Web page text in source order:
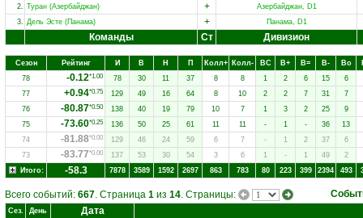
2. Туран (Азербайджан) +
Азербайджан, D1
3. Дель Эсте (Панама) + Панама, D1
Команды Ст Дивизион
Сезон Рейтинг И В Н П Колл+ Колл- ВC В+ В= В- Вo
78
-0.12*1.00 78 30 11 37 8 8 1 2 6 15
6
77
+0.94*0.75 129 49 16 64 8 10 2 2 7 31
7
76
-80.87*0.50 138 40 19 79 10 7 1 3 2 25
9
75
-73.60*0.25 136 50 25 61 11 11 - 1 - 36
13
74
-81.88*0.00 129 46 24 59 6 7 - 1 2 37
6
73
-83.77*0.00 137 53 30 54 3 6 1 - 1 49
2
Итого:
-58.3 7878 3589 1592 2697 863 783 80 223 399 2394 493
Всего событий: 667. Страница 1 из 14. Страницы:
Сез. День Дата